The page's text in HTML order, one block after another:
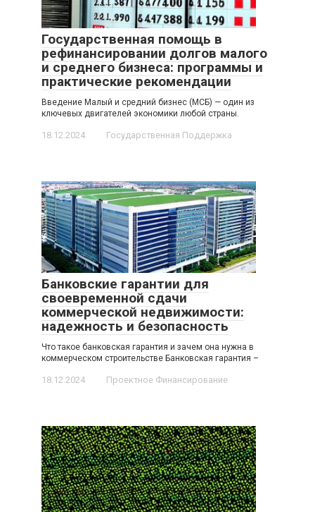
Государственная помощь в
рефинансировании долгов малого
и среднего бизнеса: программы и
практические рекомендации
Введение Малый и средний бизнес (МСБ) — один из
ключевых двигателей экономики любой страны.
18.12.2024 Государственная Поддержка
Банковские гарантии для
своевременной сдачи
коммерческой недвижимости:
надежность и безопасность
Что такое банковская гарантия и зачем она нужна в
коммерческом строительстве Банковская гарантия –
18.12.2024 Проектное Финансирование